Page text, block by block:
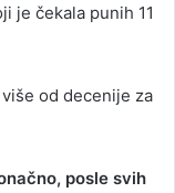
je čekala punih 11
od deceniјe za
posle svih